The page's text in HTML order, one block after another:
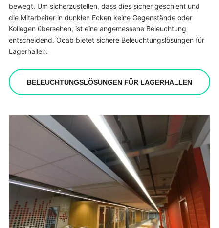
bewegt. Um sicherzustellen, dass dies sicher geschieht und
die Mitarbeiter in dunklen Ecken keine Gegenstände oder
Kollegen übersehen, ist eine angemessene Beleuchtung
entscheidend. Ocab bietet sichere Beleuchtungslösungen für
Lagerhallen.
BELEUCHTUNGSLÖSUNGEN FÜR LAGERHALLEN